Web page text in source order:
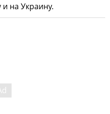
и на Украину.